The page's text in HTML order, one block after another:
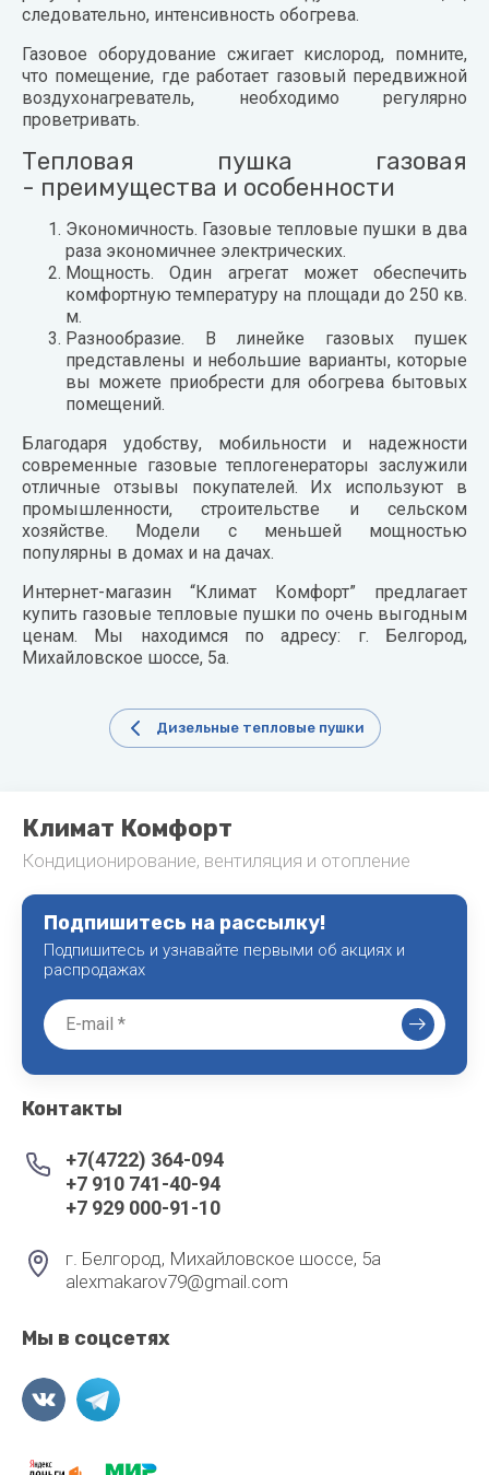
следовательно, интенсивность обогрева.
Газовое оборудование сжигает кислород, помните,
что помещение, где работает газовый передвижной
воздухонагреватель, необходимо регулярно
проветривать.
Тепловая пушка газовая
- преимущества и особенности
Экономичность. Газовые тепловые пушки в два
раза экономичнее электрических.
Мощность. Один агрегат может обеспечить
комфортную температуру на площади до 250 кв.
м.
Разнообразие. В линейке газовых пушек
представлены и небольшие варианты, которые
вы можете приобрести для обогрева бытовых
помещений.
Благодаря удобству, мобильности и надежности
современные газовые теплогенераторы заслужили
отличные отзывы покупателей. Их используют в
промышленности, строительстве и сельском
хозяйстве. Модели с меньшей мощностью
популярны в домах и на дачах.
Интернет-магазин “Климат Комфорт” предлагает
купить газовые тепловые пушки по очень выгодным
ценам. Мы находимся по адресу: г. Белгород,
Михайловское шоссе, 5а.
Дизельные тепловые пушки
Климат Комфорт
Кондиционирование, вентиляция и отопление
Подпишитесь на рассылку!
Подпишитесь и узнавайте первыми об акциях и
распродажах
Контакты
+7(4722) 364-094
+7 910 741-40-94
+7 929 000-91-10
г. Белгород, Михайловское шоссе, 5а
alexmakarov79@gmail.com
Мы в соцсетях